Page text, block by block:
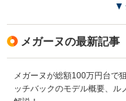
メガーヌの最新記事
メガーヌが総額100万円台で
ッチバックのモデル概要、ル